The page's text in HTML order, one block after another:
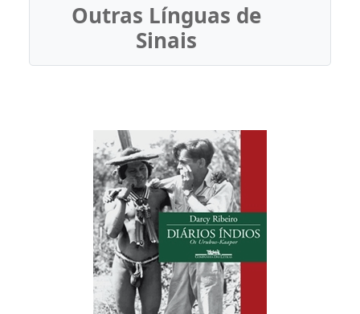
Outras Línguas de
Sinais